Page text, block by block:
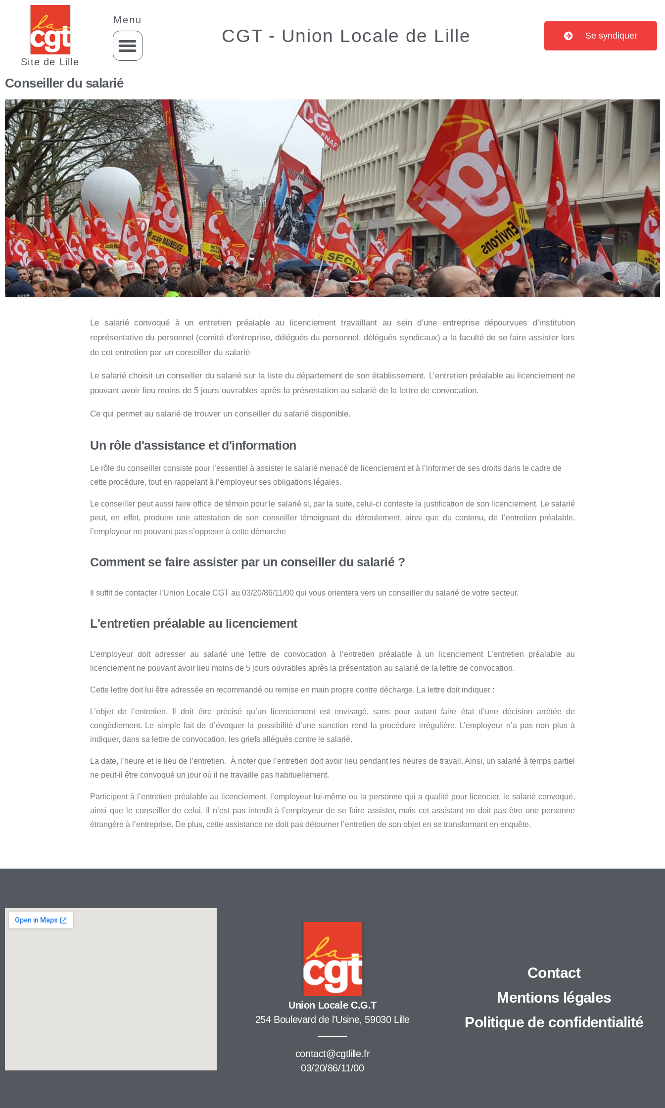
Site de Lille
Menu
CGT - Union Locale de Lille Se syndiquer
Conseiller du salarié
Le salarié convoqué à un entretien préalable au licenciement travaillant au sein d’une entreprise dépourvues d’institution
représentative du personnel (comité d’entreprise, délégués du personnel, délégués syndicaux) a la faculté de se faire assister lors
de cet entretien par un conseiller du salarié
Le salarié choisit un conseiller du salarié sur la liste du département de son établissement. L’entretien préalable au licenciement ne
pouvant avoir lieu moins de 5 jours ouvrables après la présentation au salarié de la lettre de convocation.
Ce qui permet au salarié de trouver un conseiller du salarié disponible.
Un rôle d'assistance et d'information
Le rôle du conseiller consiste pour l’essentiel à assister le salarié menacé de licenciement et à l’informer de ses droits dans le cadre de
cette procédure, tout en rappelant à l’employeur ses obligations légales.
Le conseiller peut aussi faire office de témoin pour le salarié si, par la suite, celui-ci conteste la justification de son licenciement. Le salarié
peut, en effet, produire une attestation de son conseiller témoignant du déroulement, ainsi que du contenu, de l’entretien préalable,
l’employeur ne pouvant pas s’opposer à cette démarche
Comment se faire assister par un conseiller du salarié ?
Il suffit de contacter l’Union Locale CGT au 03/20/86/11/00 qui vous orientera vers un conseiller du salarié de votre secteur.
L'entretien préalable au licenciement
L’employeur doit adresser au salarié une lettre de convocation à l’entretien préalable à un licenciement L’entretien préalable au
licenciement ne pouvant avoir lieu moins de 5 jours ouvrables après la présentation au salarié de la lettre de convocation.
Cette lettre doit lui être adressée en recommandé ou remise en main propre contre décharge. La lettre doit indiquer :
L’objet de l’entretien. Il doit être précisé qu’un licenciement est envisagé, sans pour autant faire état d’une décision arrêtée de
congédiement. Le simple fait de d’évoquer la possibilité d’une sanction rend la procédure irrégulière. L’employeur n’a pas non plus à
indiquer, dans sa lettre de convocation, les griefs allégués contre le salarié.
La date, l’heure et le lieu de l’entretien. À noter que l’entretien doit avoir lieu pendant les heures de travail. Ainsi, un salarié à temps partiel
ne peut-il être convoqué un jour où il ne travaille pas habituellement.
Participent à l’entretien préalable au licenciement, l’employeur lui-même ou la personne qui a qualité pour licencier, le salarié convoqué,
ainsi que le conseiller de celui. Il n’est pas interdit à l’employeur de se faire assister, mais cet assistant ne doit pas être une personne
étrangère à l’entreprise. De plus, cette assistance ne doit pas détourner l’entretien de son objet en se transformant en enquête.
Union Locale C.G.T
254 Boulevard de l'Usine, 59030 Lille
contact@cgtlille.fr
03/20/86/11/00
Contact
Mentions légales
Politique de confidentialité